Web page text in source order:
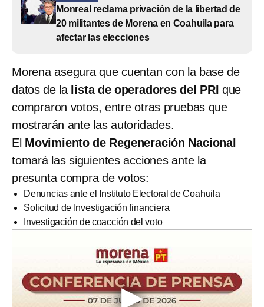
Monreal reclama privación de la libertad de
20 militantes de Morena en Coahuila para
afectar las elecciones
Morena asegura que cuentan con la base de
datos de la lista de operadores del PRI que
compraron votos, entre otras pruebas que
mostrarán ante las autoridades.
El Movimiento de Regeneración Nacional
tomará las siguientes acciones ante la
presunta compra de votos:
Denuncias ante el Instituto Electoral de Coahuila
Solicitud de Investigación financiera
Investigación de coacción del voto